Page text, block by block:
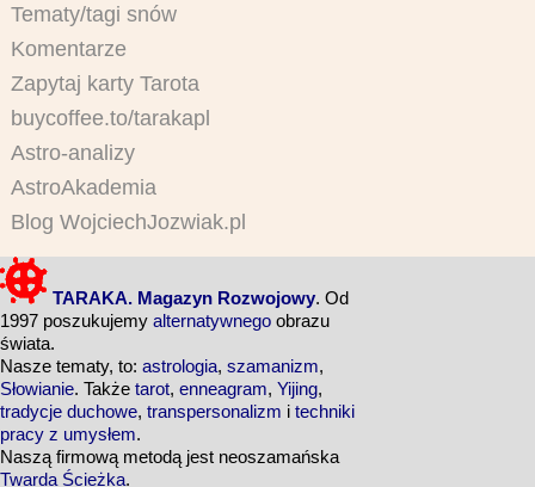
Tematy/tagi snów
Komentarze
Zapytaj karty Tarota
buycoffee.to/tarakapl
Astro-analizy
AstroAkademia
Blog WojciechJozwiak.pl
TARAKA. Magazyn Rozwojowy. Od
1997 poszukujemy alternatywnego obrazu
świata.
Nasze tematy, to: astrologia, szamanizm,
Słowianie. Także tarot, enneagram, Yijing,
tradycje duchowe, transpersonalizm i techniki
pracy z umysłem.
Naszą firmową metodą jest neoszamańska
Twarda Ścieżka.